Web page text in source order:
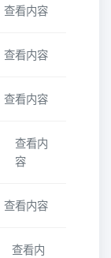
查看内容
查看内容
查看内容
查看内
容
查看内容
查看内